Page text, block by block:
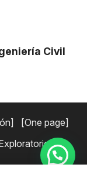
Civil
One page